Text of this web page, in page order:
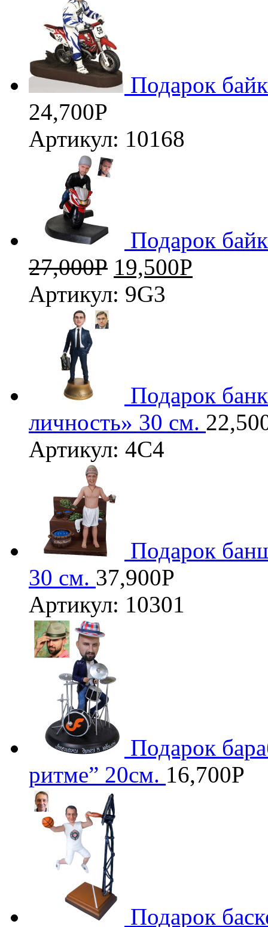
Подарок
24,700Р
Артикул: 10168
Подарок
27,000Р 19,500Р
Артикул: 9G3
Подарок
личность» 30 см.
Артикул: 4С4
Подарок
30 см. 37,900Р
Артикул: 10301
Подарок
ритме” 20см. 16,700Р
Подарок